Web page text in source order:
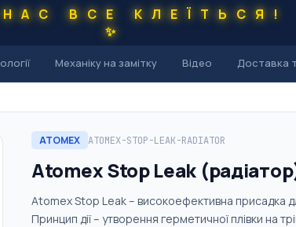
НАС ВСЕ КЛЕЇТЬСЯ!
✨
Механіку на замітку Відео Доставка
ATOMEX ATOMEX-STOP-LEAK-RADIATOR
Atomex Stop Leak
Atomex Stop Leak – високоефективна присадка
Принцип дії – утворення герметичної плівки на